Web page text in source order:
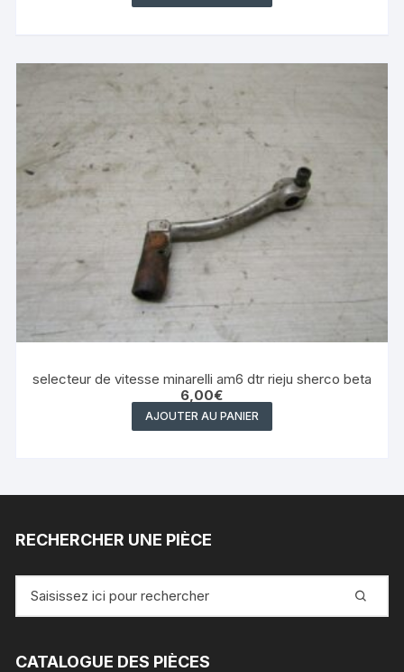
selecteur de vitesse minarelli am6 dtr rieju sherco beta
6,00€
AJOUTER AU PANIER
RECHERCHER UNE PIÈCE
pour
CATALOGUE DES PIÈCES